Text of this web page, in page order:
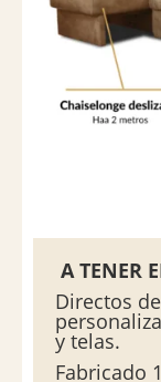
A TENER
Directos
y telas.
Fabricado